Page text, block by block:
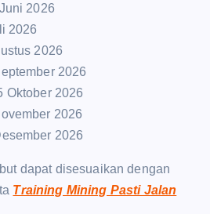
2026
2026
2026
2026
Oktober 2026
2026
2026
dapat disesuaikan dengan
Training Mining Pasti Jalan